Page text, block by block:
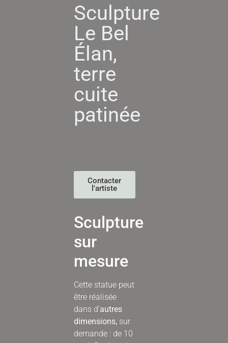
Sculpture
Le Bel
Élan,
terre
cuite
patinée
Contacter
l'artiste
Sculpture
sur
mesure
Cette statue peut
être réalisée
dans d’autres
dimensions,sur
demande : de 10